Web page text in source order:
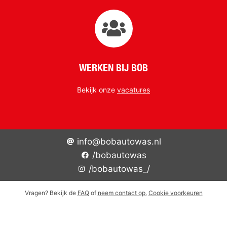
WERKEN BIJ BOB
Bekijk onze vacatures
info@bobautowas.nl
/bobautowas
/bobautowas_/
Vragen? Bekijk de FAQof neem contact op. Cookie voorkeuren